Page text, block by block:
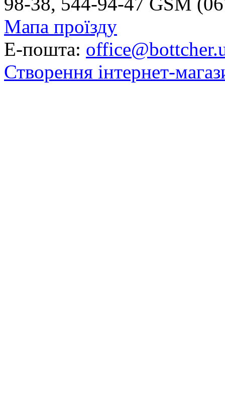
Мапа проїзду
Е-пошта:
Створення інтернет-